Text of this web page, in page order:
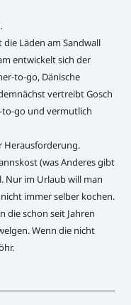
Läden am Sandwall
entwickelt sich der
to-go, Dänische
vertreibt Gosch
to-go und vermutlich
Herausforderung.
(was Anderes gibt
Nur im Urlaub will man
immer selber kochen.
die schon seit Jahren
Wenn die nicht